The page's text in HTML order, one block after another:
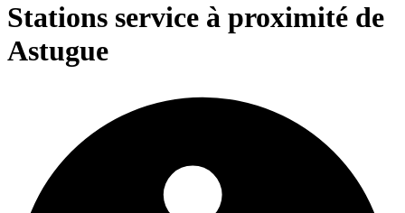
Stations service à proximité de
Astugue